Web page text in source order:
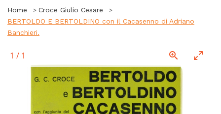
Home
Croce Giulio Cesare
BERTOLDO E BERTOLDINO con il Cacasenno di Adriano
Banchieri.
1 / 1